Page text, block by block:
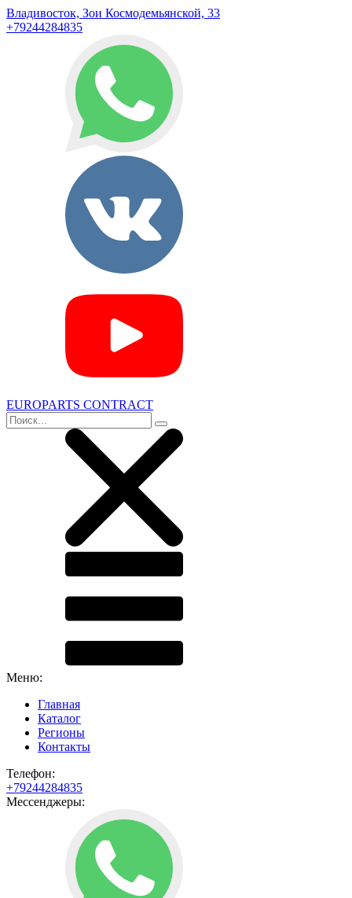
Владивосток, Зои Космодемьянской, 33
+79244284835
EUROPARTS CONTRACT
Меню:
Главная
Каталог
Регионы
Контакты
Телефон:
+79244284835
Мессенджеры: